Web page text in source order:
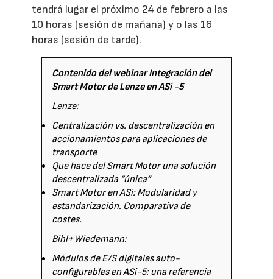
tendrá lugar el próximo 24 de febrero a las
10 horas (sesión de mañana) y o las 16
horas (sesión de tarde).
Contenido del webinar Integración del
Smart Motor de Lenze en ASi -5
Lenze:
Centralización vs. descentralización en
accionamientos para aplicaciones de
transporte
Que hace del Smart Motor una solución
descentralizada “única”
Smart Motor en ASi: Modularidad y
estandarización. Comparativa de
costes.
Bihl+Wiedemann:
Módulos de E/S digitales auto-
configurables en ASi-5: una referencia